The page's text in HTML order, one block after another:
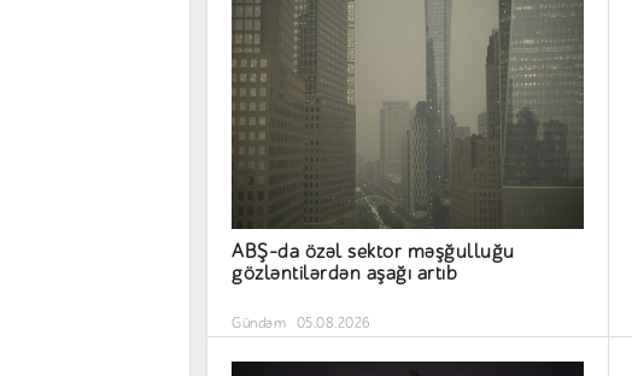
ABŞ-da özəl sektor məşğulluğu
gözləntilərdən aşağı artıb
Gündəm 05.08.2026